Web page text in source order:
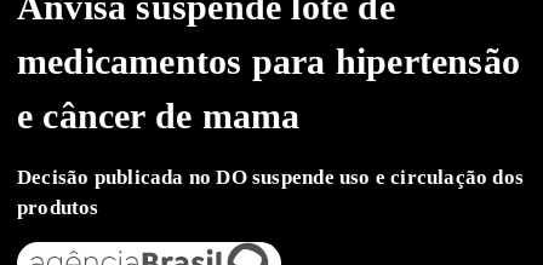
medicamentos para hipertensão
e câncer de mama
Decisão publicada no DO suspende uso e circulação dos
produtos